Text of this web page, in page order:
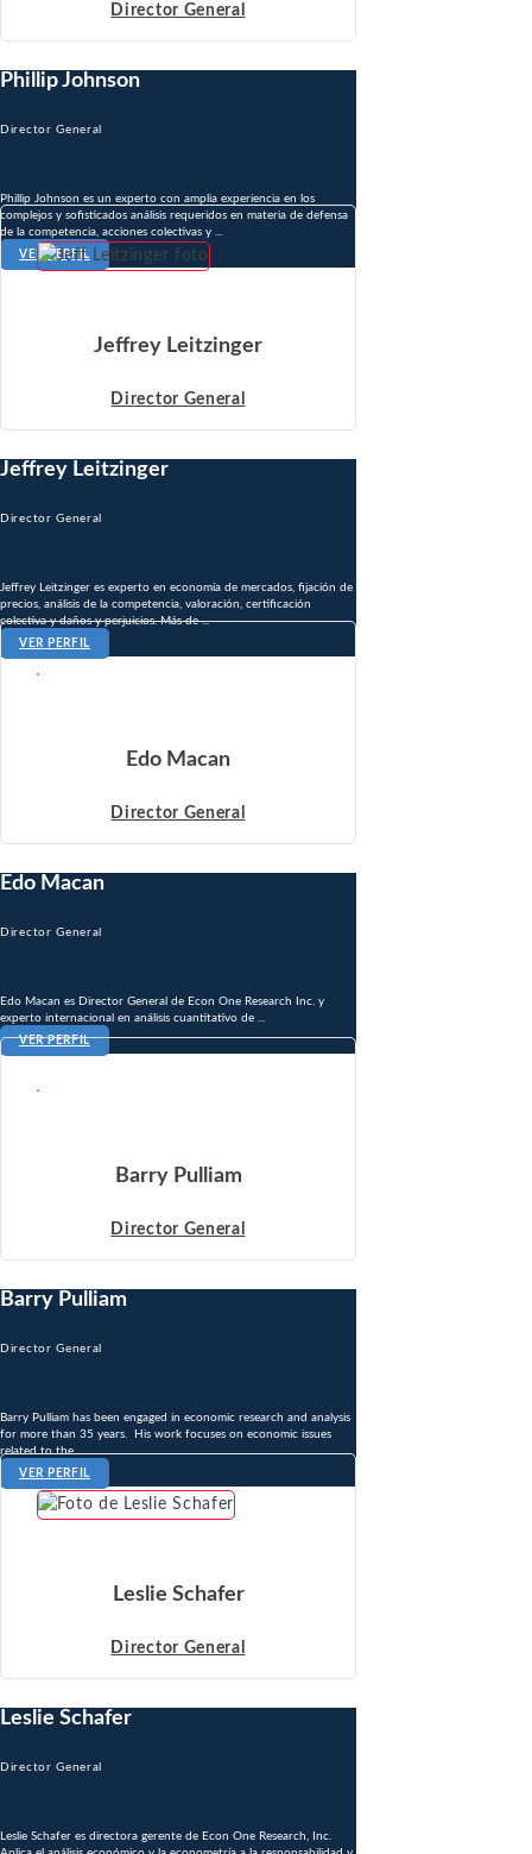
Director General
Phillip Johnson
Director General
Phillip Johnson es un experto con amplia experiencia en los
complejos y sofisticados análisis requeridos en materia de defensa
de la competencia, acciones colectivas y ...
VER PERFIL
Jeffrey Leitzinger
Director General
Jeffrey Leitzinger
Director General
Jeffrey Leitzinger es experto en economía de mercados, fijación de
precios, análisis de la competencia, valoración, certificación
colectiva y daños y perjuicios. Más de ...
VER PERFIL
Edo Macan
Director General
Edo Macan
Director General
Edo Macan es Director General de Econ One Research Inc. y
experto internacional en análisis cuantitativo de ...
VER PERFIL
Barry Pulliam
Director General
Barry Pulliam
Director General
Barry Pulliam has been engaged in economic research and analysis
for more than 35 years. His work focuses on economic issues
related to the ...
VER PERFIL
Leslie Schafer
Director General
Leslie Schafer
Director General
Leslie Schafer es directora gerente de Econ One Research, Inc.